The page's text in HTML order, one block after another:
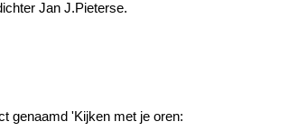
Jan J.Pieterse.
genaamd 'Kijken met je oren: